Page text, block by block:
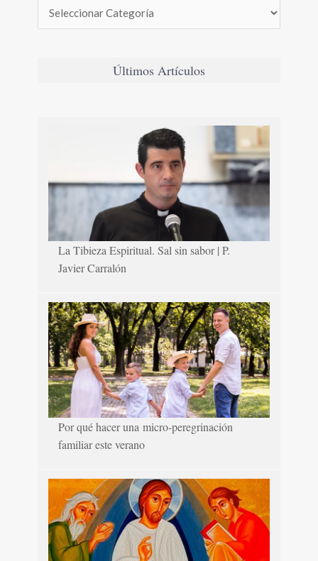
Últimos Artículos
La Tibieza Espiritual. Sal sin sabor | P.
Javier Carralón
Por qué hacer una micro-peregrinación
familiar este verano